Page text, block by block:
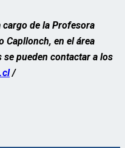
cargo de la Profesora
Capllonch, en el área
pueden contactar a los
/